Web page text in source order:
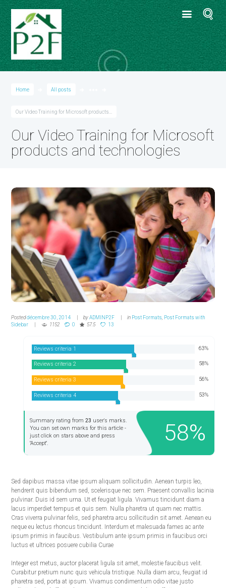
Home All posts
Our Video Training for Microsoft products...
Our Video Training for Microsoft
products and technologies
Posteddécembre 30, 2014 byADMINP2F in Post Formats Post Formats with
Sidebar
1152 0 57.5 13
Reviews criteria 1 63
Reviews criteria 2 58
Reviews criteria 3 56
Reviews criteria 4 53
Summary rating from23 user's marks.
You can set own marks for this article -
just click on stars above and press
"Accept".
58
Sed dapibus massa vitae ipsum aliquam sollicitudin. Aenean turpis leo,
hendrerit quis bibendum sed, scelerisque nec sem. Praesent convallis lacinia
pulvinar. Duis id sem urna. Ut et feugiat ligula. Vivamus tincidunt diam a
lacus imperdiet tempus et quis sem. Nulla pharetra ut quam nec mattis.
Cras viverra pulvinar felis, sed pharetra arcu sollicitudin sit amet. Aenean eu
neque eu lectus rhoncus tincidunt. Interdum et malesuada fames ac ante
ipsum primis in faucibus. Vestibulum ante ipsum primis in faucibus orci
luctus et ultrices posuere cubilia Curae
Integer est metus, auctor placerat ligula sit amet, molestie faucibus velit.
Curabitur pretium nunc quis vehicula tristique. Nulla diam arcu, feugiat id
pharetra sed, porta at ipsum. Vivamus condimentum odio vitae justo